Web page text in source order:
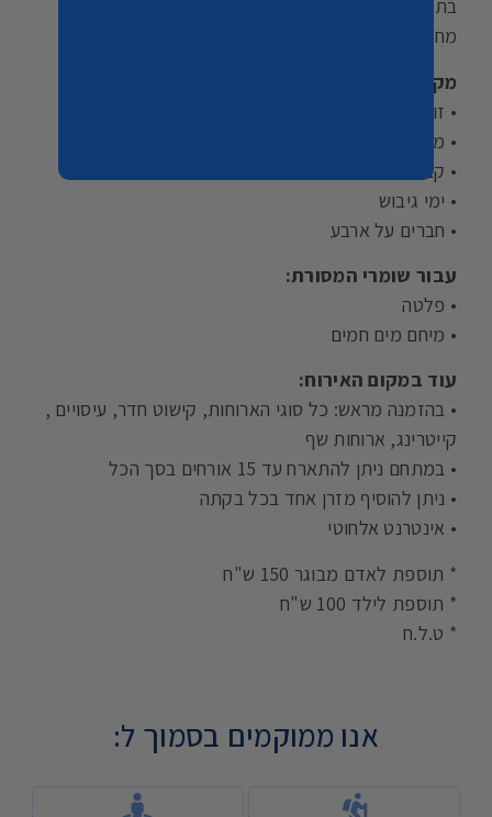
בתוך המרחבים הירוקים תפגשו בבריכה מגודרת,
מחוממת ומקורה בעונה.
מקום האירוח שלנו ישמח לארח:
• זוגות
• משפחות
• קבוצות
• ימי גיבוש
• חברים על ארבע
עבור שומרי המסורת:
• פלטה
• מיחם מים חמים
עוד במקום האירוח:
• בהזמנה מראש: כל סוגי הארוחות, קישוט חדר, עיסויים ,
קייטרינג, ארוחות שף
• במתחם ניתן להתארח עד 15 אורחים בסך הכל
• ניתן להוסיף מזרן אחד בכל בקתה
• אינטרנט אלחוטי
* תוספת לאדם מבוגר 150 ש"ח
* תוספת לילד 100 ש"ח
* ט.ל.ח
אנו ממוקמים בסמוך ל: